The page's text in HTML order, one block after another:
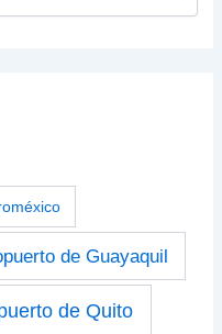
de Guayaquil
de Quito